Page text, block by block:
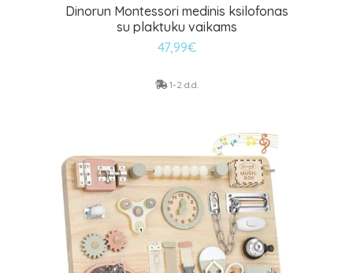
Dinorun Montessori medinis ksilofonas
su plaktuku vaikams
47,99€
1-2 d.d.